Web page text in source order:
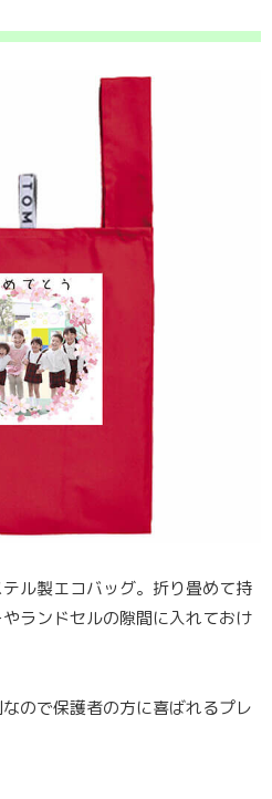
ル製エコバッグ。折り畳めて持
ランドセルの隙間に入れておけ
ので保護者の方に喜ばれるプレ